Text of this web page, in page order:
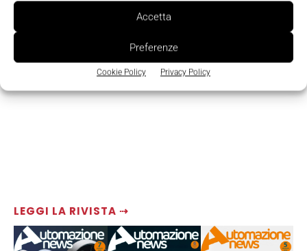
Accetta
Preferenze
Cookie Policy Privacy Policy
LEGGI LA RIVISTA ⇢